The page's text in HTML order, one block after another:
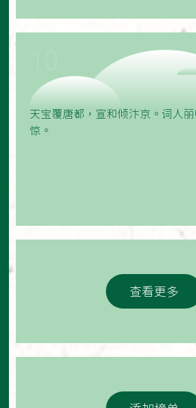
天宝覆唐都，宣和倾汴京。词人
惊。
查看更多